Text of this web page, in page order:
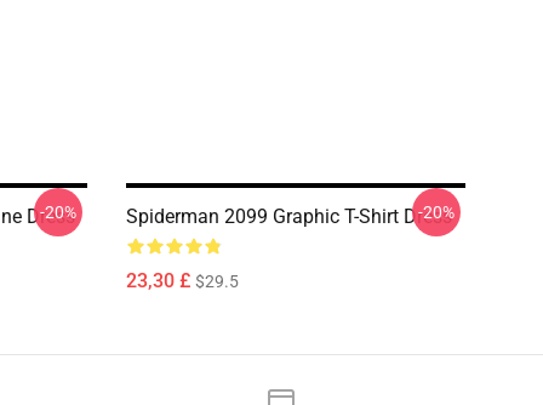
Dress
-20% Spiderman 2099 Graphic T-Shirt Dress
23,30 £ $29.5
-20%